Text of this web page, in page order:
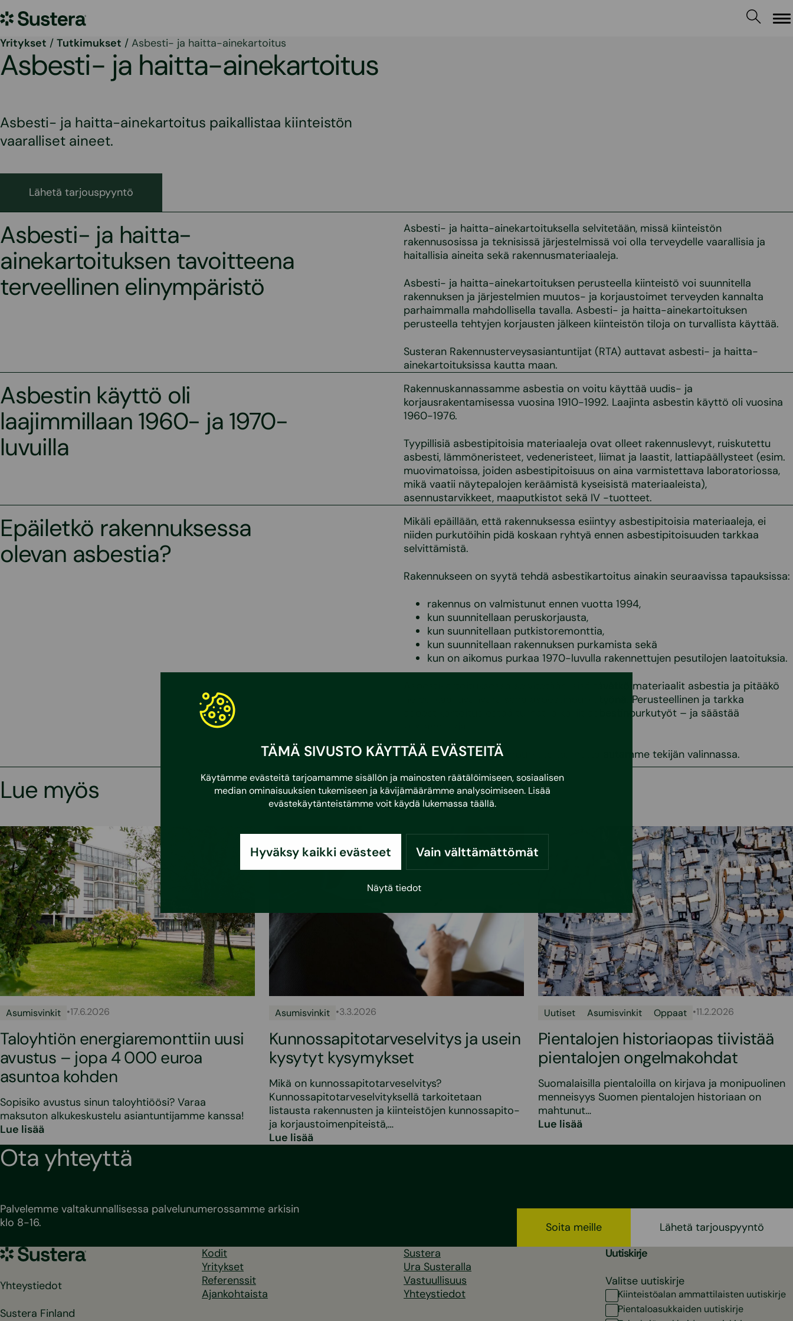
TÄMÄ SIVUSTO KÄYTTÄÄ EVÄSTEITÄ
Käytämme evästeitä tarjoamamme sisällön ja mainosten räätälöimiseen, sosiaalisen
median ominaisuuksien tukemiseen ja kävijämäärämme analysoimiseen. Lisää
evästekäytänteistämme voit käydä lukemassa täällä.
Hyväksy kaikki evästeet Vain välttämättömät
Näytä tiedot
sisältöön
Sustera
Yritykset / Tutkimukset / Asbesti- ja haitta-ainekartoitus
Asbesti- ja haitta-ainekartoitus
Asbesti- ja haitta-ainekartoitus paikallistaa kiinteistön
vaaralliset aineet.
Lähetä tarjouspyyntö
Asbesti- ja haitta-
ainekartoituksen tavoitteena
terveellinen elinympäristö
Asbesti- ja haitta-ainekartoituksella selvitetään, missä kiinteistön
rakennusosissa ja teknisissä järjestelmissä voi olla terveydelle vaarallisia ja
haitallisia aineita sekä rakennusmateriaaleja.
Asbesti- ja haitta-ainekartoituksen perusteella kiinteistö voi suunnitella
rakennuksen ja järjestelmien muutos- ja korjaustoimet terveyden kannalta
parhaimmalla mahdollisella tavalla. Asbesti- ja haitta-ainekartoituksen
perusteella tehtyjen korjausten jälkeen kiinteistön tiloja on turvallista käyttää.
Susteran Rakennusterveysasiantuntijat (RTA) auttavat asbesti- ja haitta-
ainekartoituksissa kautta maan.
Asbestin käyttö oli
laajimmillaan 1960- ja 1970-
luvuilla
Rakennuskannassamme asbestia on voitu käyttää uudis- ja
korjausrakentamisessa vuosina 1910-1992. Laajinta asbestin käyttö oli vuosina
1960-1976.
Tyypillisiä asbestipitoisia materiaaleja ovat olleet rakennuslevyt, ruiskutettu
asbesti, lämmöneristeet, vedeneristeet, liimat ja laastit, lattiapäällysteet (esim.
muovimatoissa, joiden asbestipitoisuus on aina varmistettava laboratoriossa,
mikä vaatii näytepalojen keräämistä kyseisistä materiaaleista),
asennustarvikkeet, maaputkistot sekä IV -tuotteet.
Epäiletkö rakennuksessa
olevan asbestia?
Mikäli epäillään, että rakennuksessa esiintyy asbestipitoisia materiaaleja, ei
niiden purkutöihin pidä koskaan ryhtyä ennen asbestipitoisuuden tarkkaa
selvittämistä.
Rakennukseen on syytä tehdä asbestikartoitus ainakin seuraavissa tapauksissa:
rakennus on valmistunut ennen vuotta 1994,
kun suunnitellaan peruskorjausta,
kun suunnitellaan putkistoremonttia,
kun suunnitellaan rakennuksen purkamista sekä
kun on aikomus purkaa 1970-luvulla rakennettujen pesutilojen laatoituksia.
Asbestikartoituksessa selvitetään, sisältävätkö materiaalit asbestia ja pitääkö
ne purkaa luvanvaraisena asbestinpurkutyönä. Perusteellinen ja tarkka
asbestikartoitus estää turhat ja kalliit asbestinpurkutyöt – ja säästää
Sustera ei tee asbestinpurkutöitä, mutta autamme tekijän valinnassa.
Lue myös
Asumisvinkit •17.6.2026
Taloyhtiön energiaremonttiin uusi
avustus – jopa 4 000 euroa
asuntoa kohden
Sopisiko avustus sinun taloyhtiöösi? Varaa
maksuton alkukeskustelu asiantuntijamme kanssa!
Lue lisää
Asumisvinkit •3.3.2026
Kunnossapitotarveselvitys ja usein
kysytyt kysymykset
Mikä on kunnossapitotarveselvitys?
Kunnossapitotarveselvityksellä tarkoitetaan
listausta rakennusten ja kiinteistöjen kunnossapito-
ja korjaustoimenpiteistä,…
Lue lisää
Uutiset Asumisvinkit Oppaat •11.2.2026
Pientalojen historiaopas tiivistää
pientalojen ongelmakohdat
Suomalaisilla pientaloilla on kirjava ja monipuolinen
menneisyys Suomen pientalojen historiaan on
mahtunut…
Lue lisää
Ota yhteyttä
Palvelemme valtakunnallisessa palvelunumerossamme arkisin
klo 8-16.
Soita meille
Lähetä tarjouspyyntö
Sustera
Yhteystiedot
Sustera Finland
Kodit
Yritykset
Referenssit
Ajankohtaista
Sustera
Ura Susteralla
Vastuullisuus
Yhteystiedot
Uutiskirje
Valitse uutiskirje
Kiinteistöalan ammattilaisten uutiskirje
Pientaloasukkaiden uutiskirje